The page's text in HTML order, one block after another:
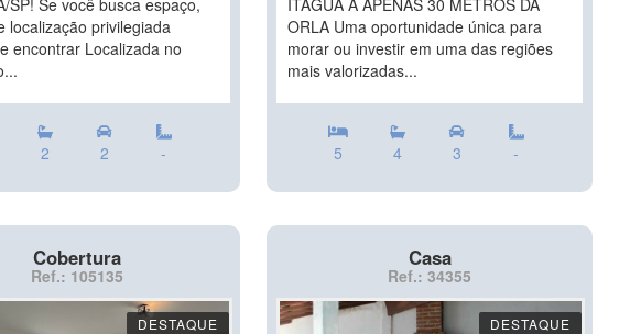
SP! Se você busca espaço,
localização privilegiada
encontrar Localizada no
2 2 -
ITAGUÁ A APENAS 30 METROS DA
ORLA Uma oportunidade única para
morar ou investir em uma das regiões
mais valorizadas...
5 4 3 -
Cobertura
Ref.: 105135
DESTAQUE
Casa
Ref.: 34355
DESTAQUE